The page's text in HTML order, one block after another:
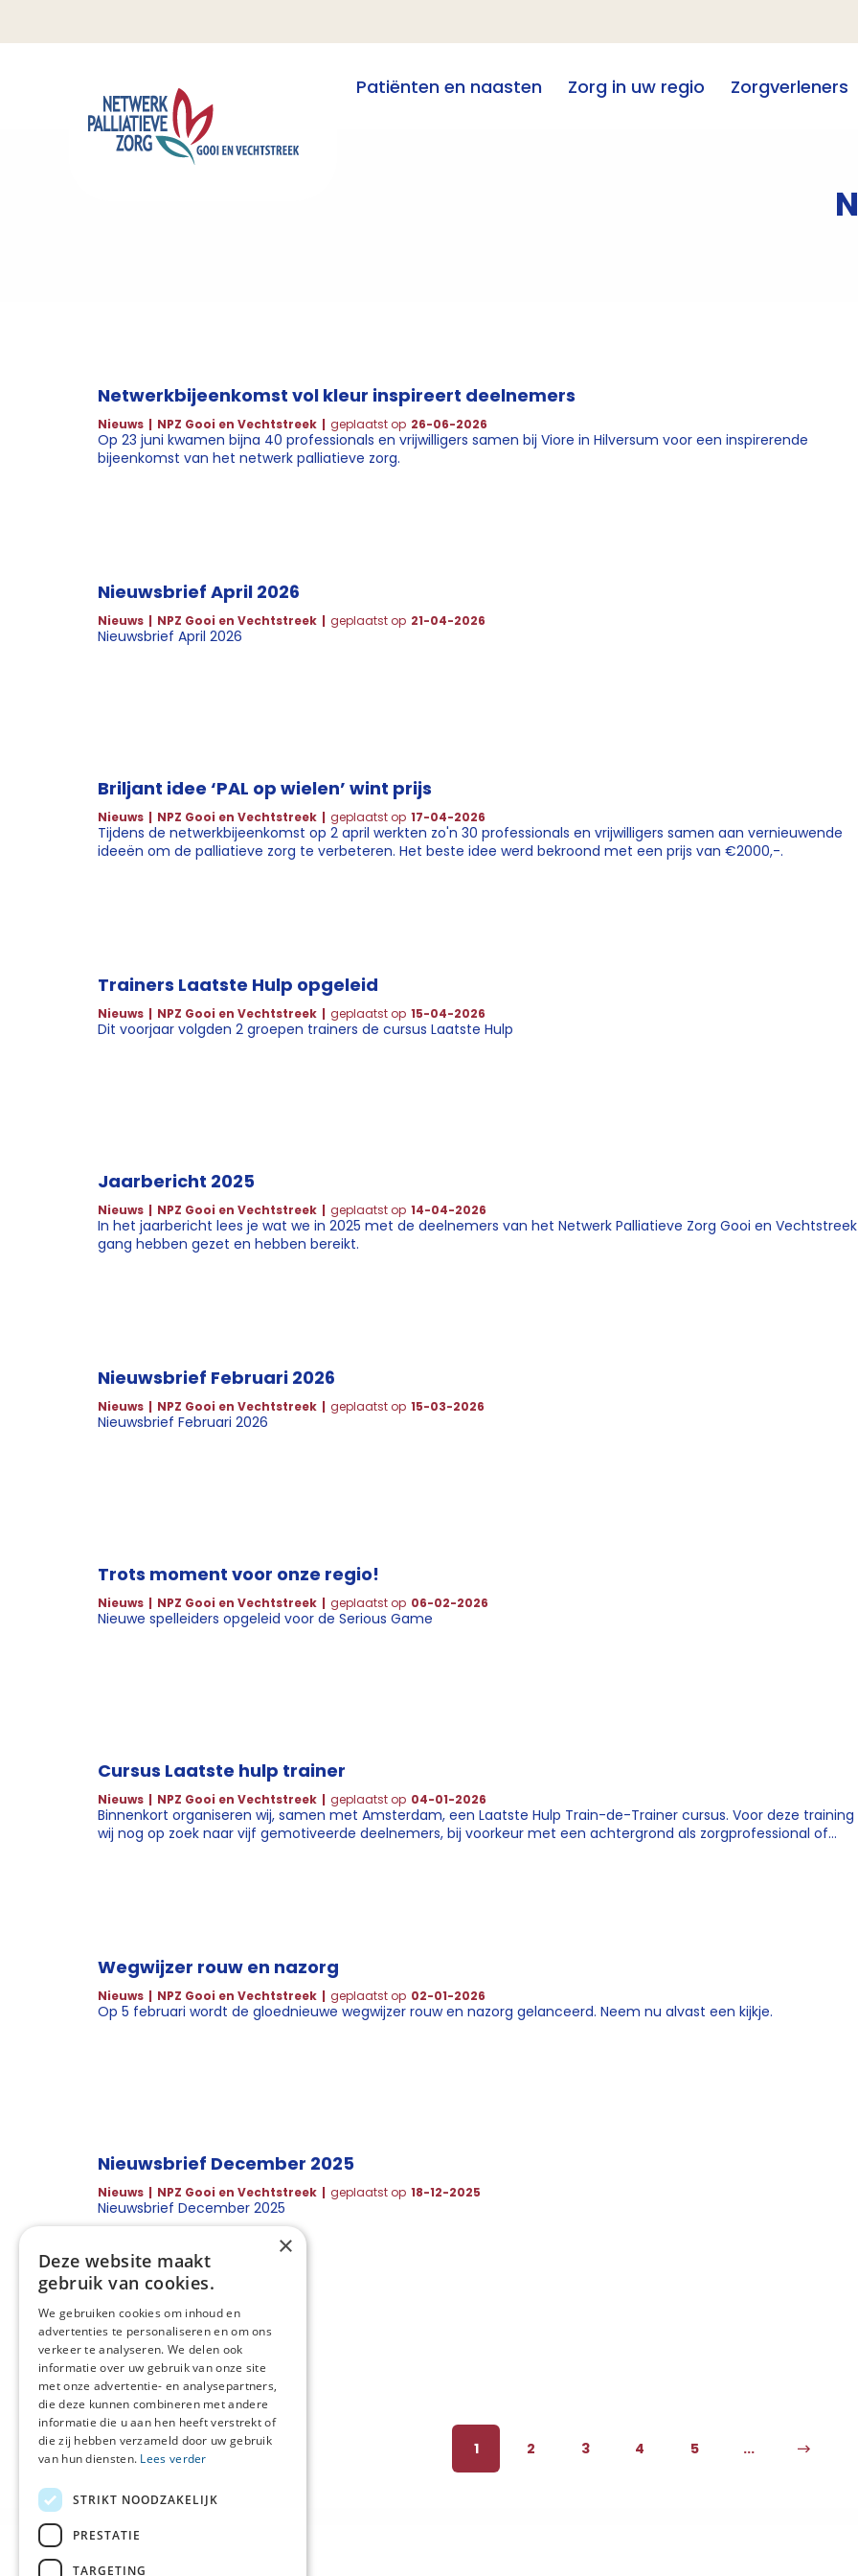
Patiënten en naasten Zorg in uw regio Zorgverleners
Netwerkbijeenkomst vol kleur inspireert deelnemers
Nieuws NPZ Gooi en Vechtstreek geplaatst op 26-06-2026
Op 23 juni kwamen bijna 40 professionals en vrijwilligers samen bij Viore in Hilversum voor een inspirerende
bijeenkomst van het netwerk palliatieve zorg.
Nieuwsbrief April 2026
Nieuws NPZ Gooi en Vechtstreek geplaatst op 21-04-2026
Nieuwsbrief April 2026
Briljant idee ‘PAL op wielen’ wint prijs
Nieuws NPZ Gooi en Vechtstreek geplaatst op 17-04-2026
Tijdens de netwerkbijeenkomst op 2 april werkten zo'n 30 professionals en vrijwilligers samen aan vernieuwende
ideeën om de palliatieve zorg te verbeteren. Het beste idee werd bekroond met een prijs van €2000,-.
Trainers Laatste Hulp opgeleid
Nieuws NPZ Gooi en Vechtstreek geplaatst op 15-04-2026
Dit voorjaar volgden 2 groepen trainers de cursus Laatste Hulp
Jaarbericht 2025
Nieuws NPZ Gooi en Vechtstreek geplaatst op 14-04-2026
In het jaarbericht lees je wat we in 2025 met de deelnemers van het Netwerk Palliatieve Zorg Gooi en
gang hebben gezet en hebben bereikt.
Nieuwsbrief Februari 2026
Nieuws NPZ Gooi en Vechtstreek geplaatst op 15-03-2026
Nieuwsbrief Februari 2026
Trots moment voor onze regio!
Nieuws NPZ Gooi en Vechtstreek geplaatst op 06-02-2026
Nieuwe spelleiders opgeleid voor de Serious Game
Cursus Laatste hulp trainer
Nieuws NPZ Gooi en Vechtstreek geplaatst op 04-01-2026
Binnenkort organiseren wij, samen met Amsterdam, een Laatste Hulp Train-de-Trainer cursus. Voor deze training
wij nog op zoek naar vijf gemotiveerde deelnemers, bij voorkeur met een achtergrond als zorgprofessional of
Wegwijzer rouw en nazorg
Nieuws NPZ Gooi en Vechtstreek geplaatst op 02-01-2026
Op 5 februari wordt de gloednieuwe wegwijzer rouw en nazorg gelanceerd. Neem nu alvast een kijkje.
Nieuwsbrief December 2025
Nieuws NPZ Gooi en Vechtstreek geplaatst op 18-12-2025
Nieuwsbrief December 2025
1 2 3 4 5 ...
×
Deze website maakt
gebruik van cookies.
We gebruiken cookies om inhoud en
advertenties te personaliseren en om ons
verkeer te analyseren. We delen ook
informatie over uw gebruik van onze site
met onze advertentie- en analysepartners,
die deze kunnen combineren met andere
informatie die u aan hen heeft verstrekt of
die zij hebben verzameld door uw gebruik
van hun diensten. Lees verder
STRIKT NOODZAKELIJK
PRESTATIE
TARGETING